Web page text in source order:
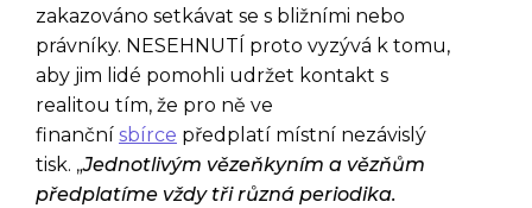
zakazováno setkávat se s bližními nebo
právníky. NESEHNUTÍ proto vyzývá k tomu,
aby jim lidé pomohli udržet kontakt s
realitou tím, že pro ně ve
finanční sbírce předplatí místní nezávislý
tisk. „Jednotlivým vězeňkyním a vězňům
předplatíme vždy tři různá periodika.